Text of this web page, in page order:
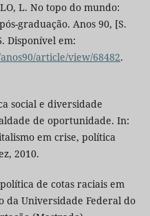
L. No topo do mundo:
graduação. Anos 90, [S.
Disponível em:
article/view/68482.
social e diversidade
de oportunidade. In:
em crise, política
2010.
de cotas raciais em
da Universidade Federal do